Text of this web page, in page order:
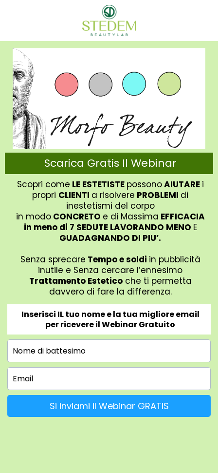
Scarica Gratis Il Webinar
Scopri come LE ESTETISTE possonoAIUTARE i
propri CLIENTI a risolvere PROBLEMI di
inestetismi del corpo
in modoCONCRETO e di Massima EFFICACIA
in meno di 7 SEDUTE LAVORANDO MENO E
GUADAGNANDO DI PIU’.
Senza sprecare Tempo e soldi in pubblicità
inutile e Senza cercare l’ennesimo
Trattamento Esteticoche ti permetta
davvero di fare la differenza.
Inserisci IL tuo nome e la tua migliore email
per ricevere il Webinar Gratuito
Si inviami il Webinar GRATIS